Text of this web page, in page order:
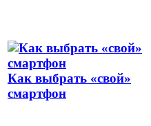
Как выбрать «свой»
смартфон